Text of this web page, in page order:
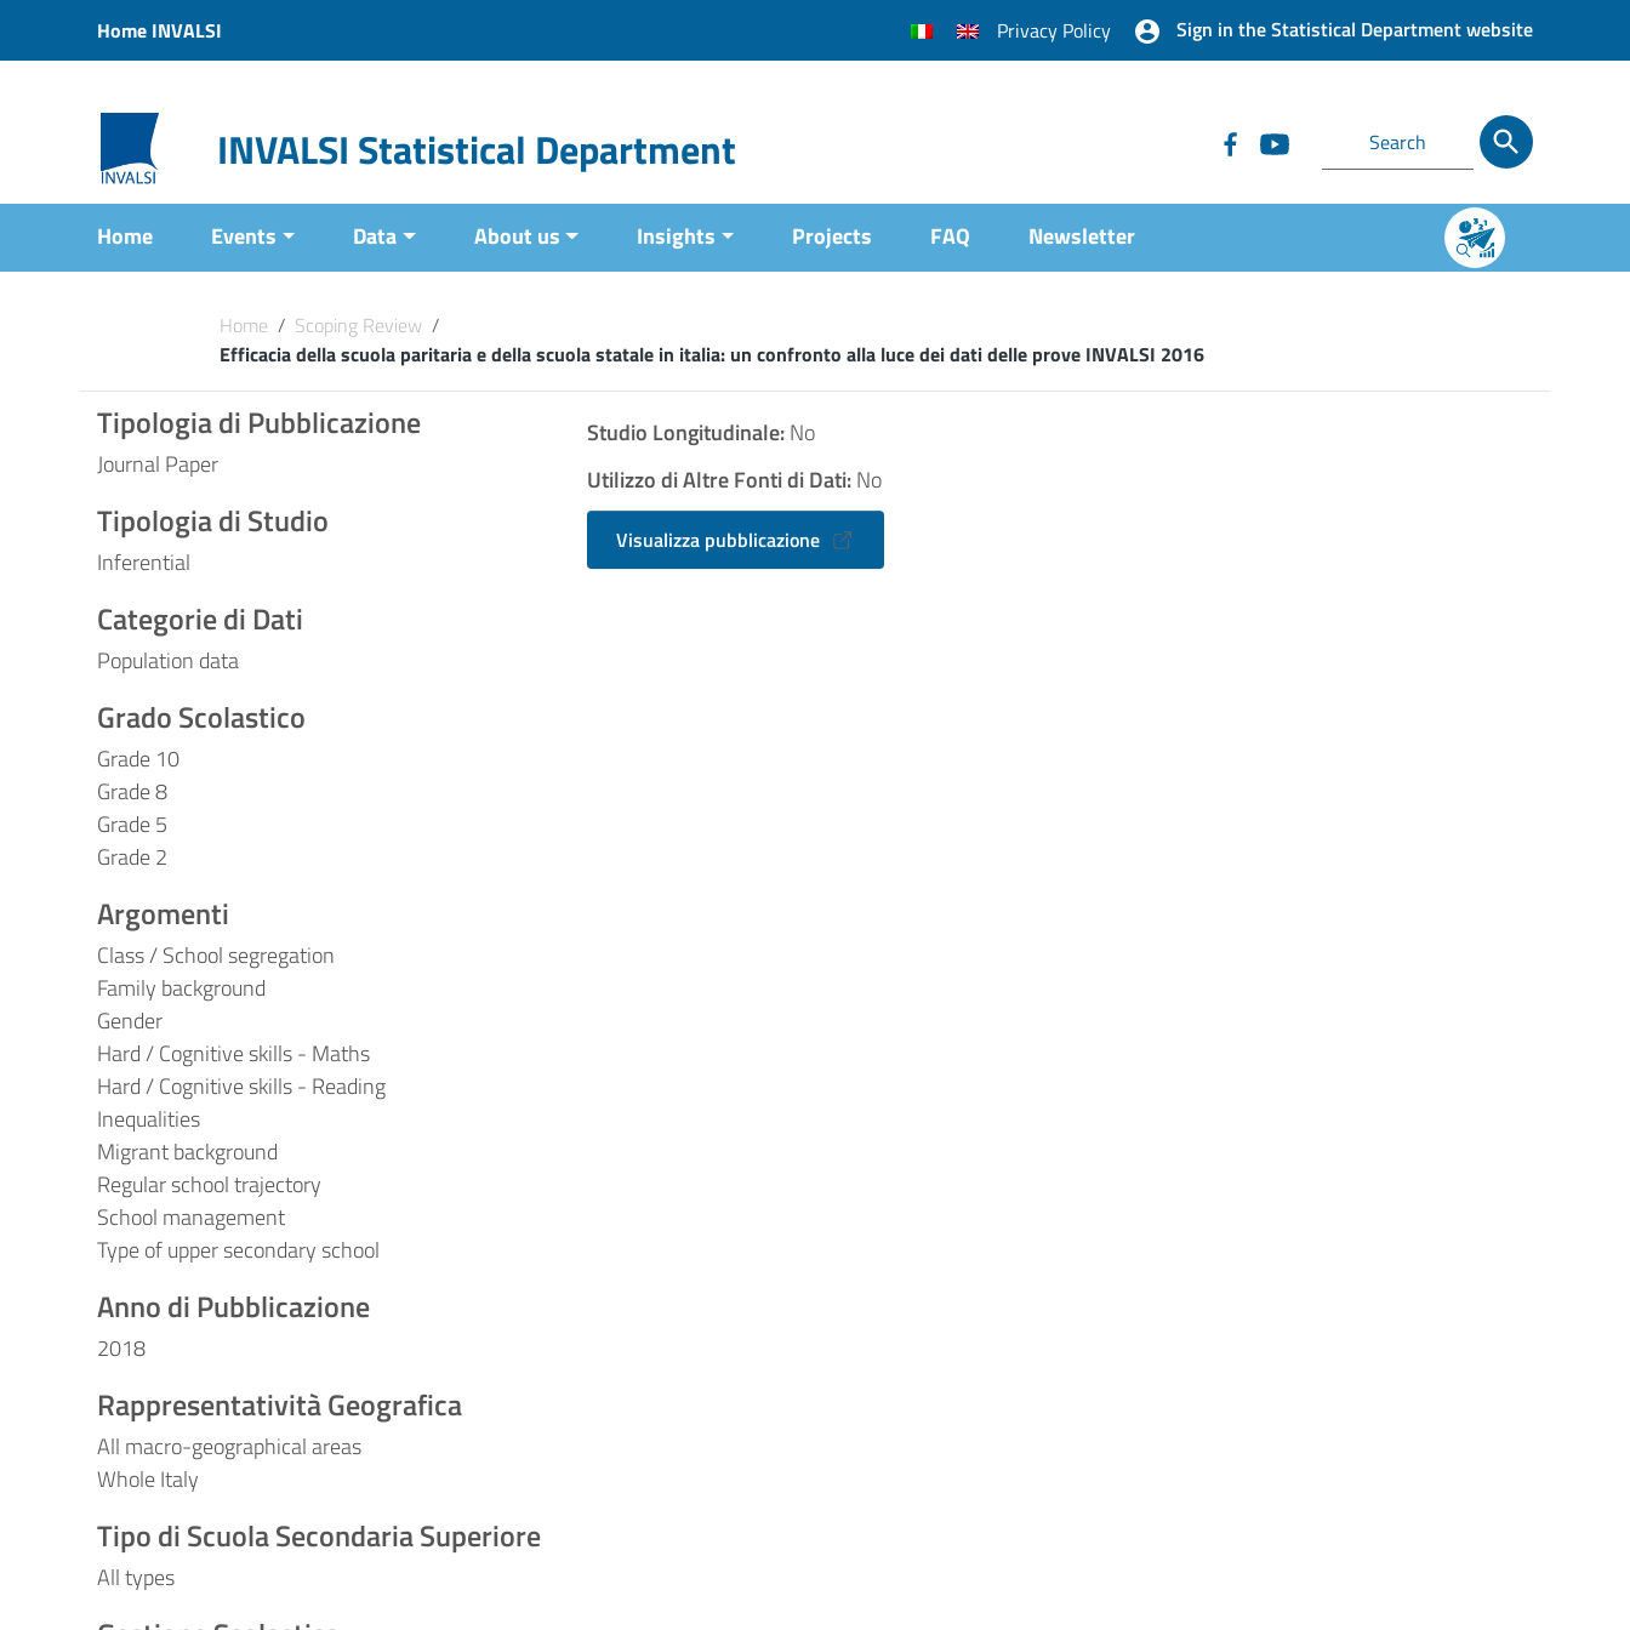
Vai al menu di navigazione
Home INVALSI Privacy Policy Sign in the Statistical Department website
INVALSI Statistical Department
Home Events Data About us Insights Projects FAQ Newsletter
Home / Scoping Review /
Efficacia della scuola paritaria e della scuola statale in italia: un confronto alla luce dei dati delle prove INVALSI 2016
Tipologia di Pubblicazione
Journal Paper
Tipologia di Studio
Inferential
Categorie di Dati
Population data
Grado Scolastico
Grade 10
Grade 8
Grade 5
Grade 2
Argomenti
Class / School segregation
Family background
Gender
Hard / Cognitive skills - Maths
Hard / Cognitive skills - Reading
Inequalities
Migrant background
Regular school trajectory
School management
Type of upper secondary school
Anno di Pubblicazione
2018
Rappresentatività Geografica
All macro-geographical areas
Whole Italy
Tipo di Scuola Secondaria Superiore
All types
Studio Longitudinale:No
Utilizzo di Altre Fonti di Dati:No
Visualizza pubblicazione